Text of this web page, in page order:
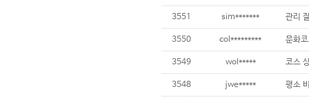
3551 sim******* 관리
3550 col*********
3549 wol*****
3548 jwe*****